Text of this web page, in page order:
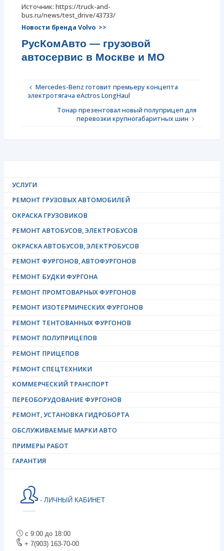
Источник: https://truck-and-
bus.ru/news/test_drive/43733/
Новости бренда Volvo >>
РусКомАвто — грузовой
автосервис в Москве и МО
Mercedes-Benz готовит премьеру концепта
электротягача eActros LongHaul
Тонар презентовал новый полуприцеп для
перевозки крупногабаритных шин
УСЛУГИ
РЕМОНТ ГРУЗОВЫХ АВТОМОБИЛЕЙ
ОКРАСКА ГРУЗОВИКОВ
РЕМОНТ АВТОБУСОВ, ЭЛЕКТРОБУСОВ
ОКРАСКА АВТОБУСОВ, ЭЛЕКТРОБУСОВ
РЕМОНТ ФУРГОНОВ, АВТОФУРГОНОВ
РЕМОНТ БУДКИ ФУРГОНА
РЕМОНТ ПРОМТОВАРНЫХ ФУРГОНОВ
РЕМОНТ ИЗОТЕРМИЧЕСКИХ ФУРГОНОВ
РЕМОНТ ТЕНТОВАННЫХ ФУРГОНОВ
РЕМОНТ ПОЛУПРИЦЕПОВ
РЕМОНТ ПРИЦЕПОВ
РЕМОНТ СПЕЦТЕХНИКИ
КОММЕРЧЕСКИЙ ТРАНСПОРТ
ПЕРЕОБОРУДОВАНИЕ ФУРГОНОВ
РЕМОНТ, УСТАНОВКА ГИДРОБОРТА
ОБСЛУЖИВАЕМЫЕ МАРКИ АВТО
ПРИМЕРЫ РАБОТ
ГАРАНТИЯ
- ЛИЧНЫЙ КАБИНЕТ
с 9:00 до 18:00
+ 7(903) 163-70-00